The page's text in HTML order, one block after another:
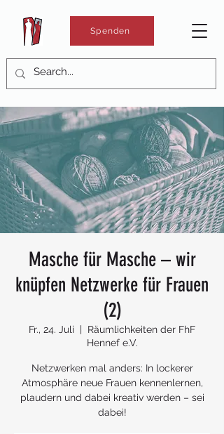
Spenden
Masche für Masche – wir
knüpfen Netzwerke für Frauen
(2)
Fr., 24. Juli
  |
Räumlichkeiten der FhF
Hennef e.V.
Netzwerken mal anders: In lockerer
Atmosphäre neue Frauen kennenlernen,
plaudern und dabei kreativ werden – sei
dabei!